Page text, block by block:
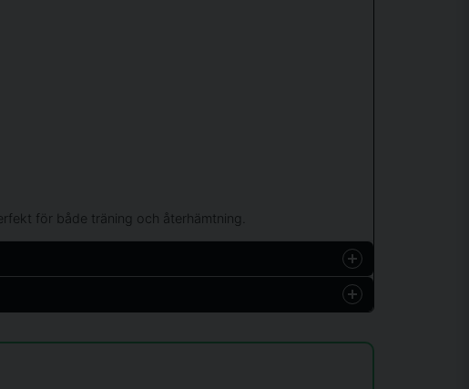
för både träning och återhämtning.
Hämta